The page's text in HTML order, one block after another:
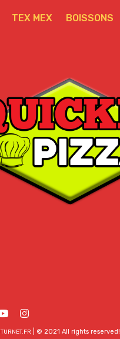
TEX MEX BOISSONS
| © 2021 All rights reserved!